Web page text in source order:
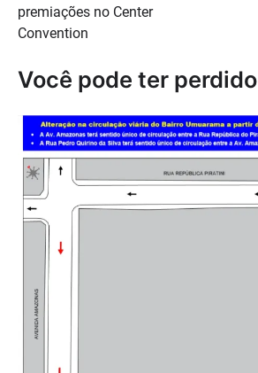
premiações no Center
Convention
Você pode ter perdido